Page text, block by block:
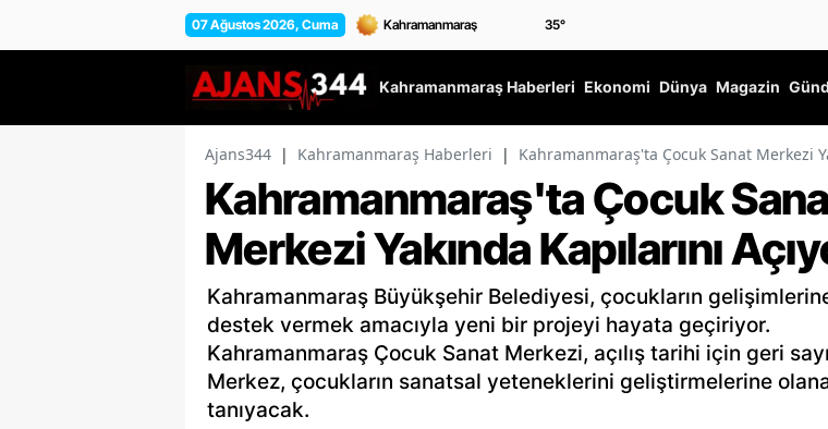
07 Ağustos 2026, Cuma 35°
Kahramanmaraş Haberleri Ekonomi Dünya Magazin
Ajans344 | Kahramanmaraş Haberleri | Kahramanmaraş'ta Çocuk Sanat Merkezi
Kahramanmaraş'ta Çocuk
Merkezi Yakında Kapılarını
Kahramanmaraş Büyükşehir Belediyesi, çocukların
destek vermek amacıyla yeni bir projeyi hayata geçiriyor.
Kahramanmaraş Çocuk Sanat Merkezi, açılış tarihi için geri
Merkez, çocukların sanatsal yeteneklerini geliştirmelerine
tanıyacak.